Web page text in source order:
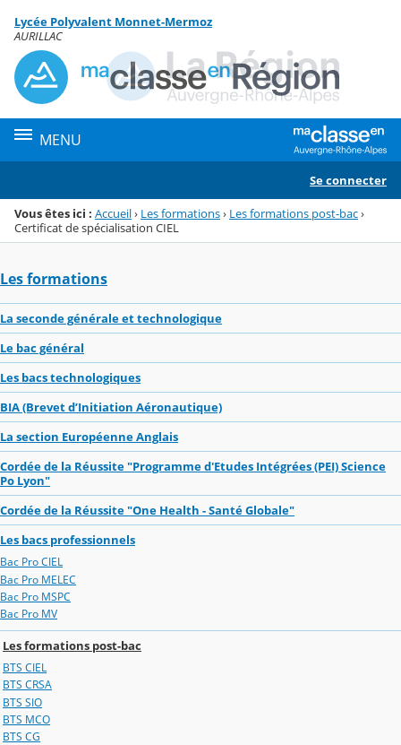
Menu de la rubrique
Contenu
Lycée Polyvalent Monnet-Mermoz
AURILLAC
MENU
Se connecter
Vous êtes ici : Accueil› Les formations› Les formations post-bac›
Certificat de spécialisation CIEL
Les formations
La seconde générale et technologique
Le bac général
Les bacs technologiques
BIA (Brevet d’Initiation Aéronautique)
La section Européenne Anglais
Cordée de la Réussite "Programme d'Etudes Intégrées (PEI) Science
Po Lyon"
Cordée de la Réussite "One Health - Santé Globale"
Les bacs professionnels
Bac Pro CIEL
Bac Pro MELEC
Bac Pro MSPC
Bac Pro MV
Les formations post-bac
BTS CIEL
BTS CRSA
BTS SIO
BTS MCO
BTS CG